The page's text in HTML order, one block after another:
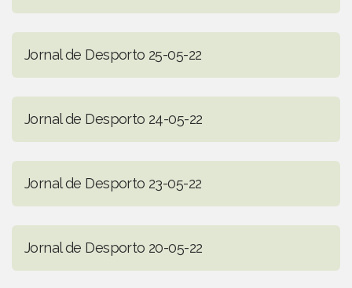
Jornal de Desporto 25-05-22
Jornal de Desporto 24-05-22
Jornal de Desporto 23-05-22
Jornal de Desporto 20-05-22